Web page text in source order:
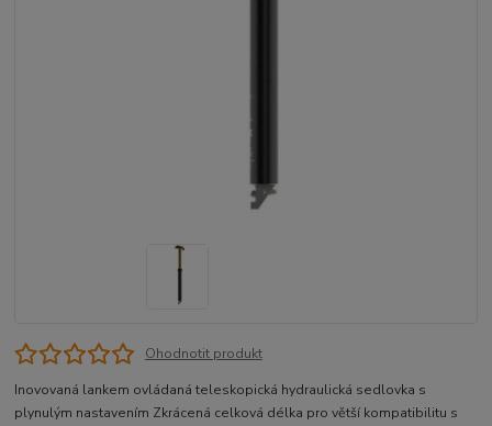
Ohodnotit produkt
Inovovaná lankem ovládaná teleskopická hydraulická sedlovka s
plynulým nastavením Zkrácená celková délka pro větší kompatibilitu s